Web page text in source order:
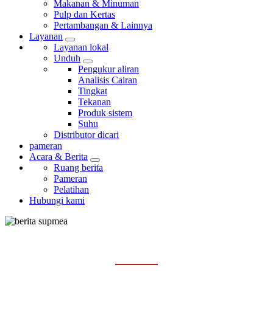
Makanan & Minuman
Pulp dan Kertas
Pertambangan & Lainnya
Layanan
Layanan lokal
Unduh
Pengukur aliran
Analisis Cairan
Tingkat
Tekanan
Produk sistem
Suhu
Distributor dicari
pameran
Acara & Berita
Ruang berita
Pameran
Pelatihan
Hubungi kami